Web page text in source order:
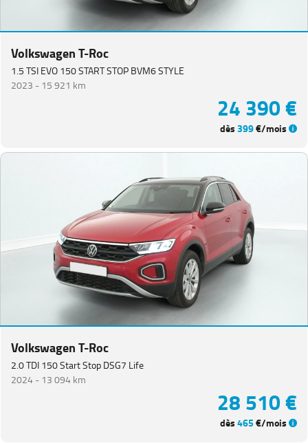
Volkswagen T-Roc
1.5 TSI EVO 150 START STOP BVM6 STYLE
2023 - 15 921 km
24 390 €
dès399€/mois
Volkswagen T-Roc
2.0 TDI 150 Start Stop DSG7 Life
2024 - 13 094 km
28 510 €
dès465€/mois